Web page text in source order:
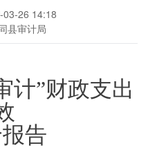
03-26 14:18
县审计局
计”财政支出
告